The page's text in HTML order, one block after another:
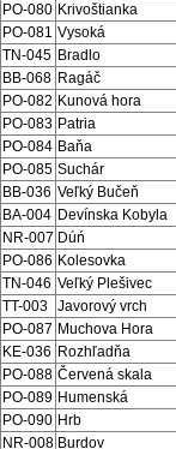
PO-080 Krivoštianka
PO-081 Vysoká
TN-045 Bradlo
BB-068 Ragáč
PO-082 Kunová hora
PO-083 Patria
PO-084 Baňa
PO-085 Suchár
BB-036 Veľký Bučeň
BA-004 Devínska Kobyla
NR-007 Dúń
PO-086 Kolesovka
TN-046 Veľký Plešivec
TT-003 Javorový vrch
PO-087 Muchova Hora
KE-036 Rozhľadňa
PO-088 Červená skala
PO-089 Humenská
PO-090 Hrb
NR-008 Burdov